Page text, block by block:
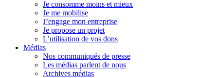
Je consomme moins et mieux
Je me mobilise
J’engage mon entreprise
Je propose un projet
L’utilisation de vos dons
Médias
Nos communiqués de presse
Les médias parlent de nous
Archives médias